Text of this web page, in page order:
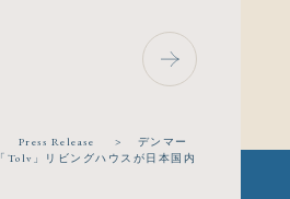
Press Release >
デンマー
Tolv」リビングハウスが日本国内